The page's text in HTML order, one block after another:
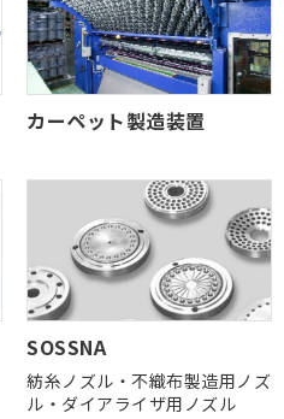
カーペット製造装置
SOSSNA
紡糸ノズル・不織布製造用ノズ
ル・ダイアライザ用ノズル